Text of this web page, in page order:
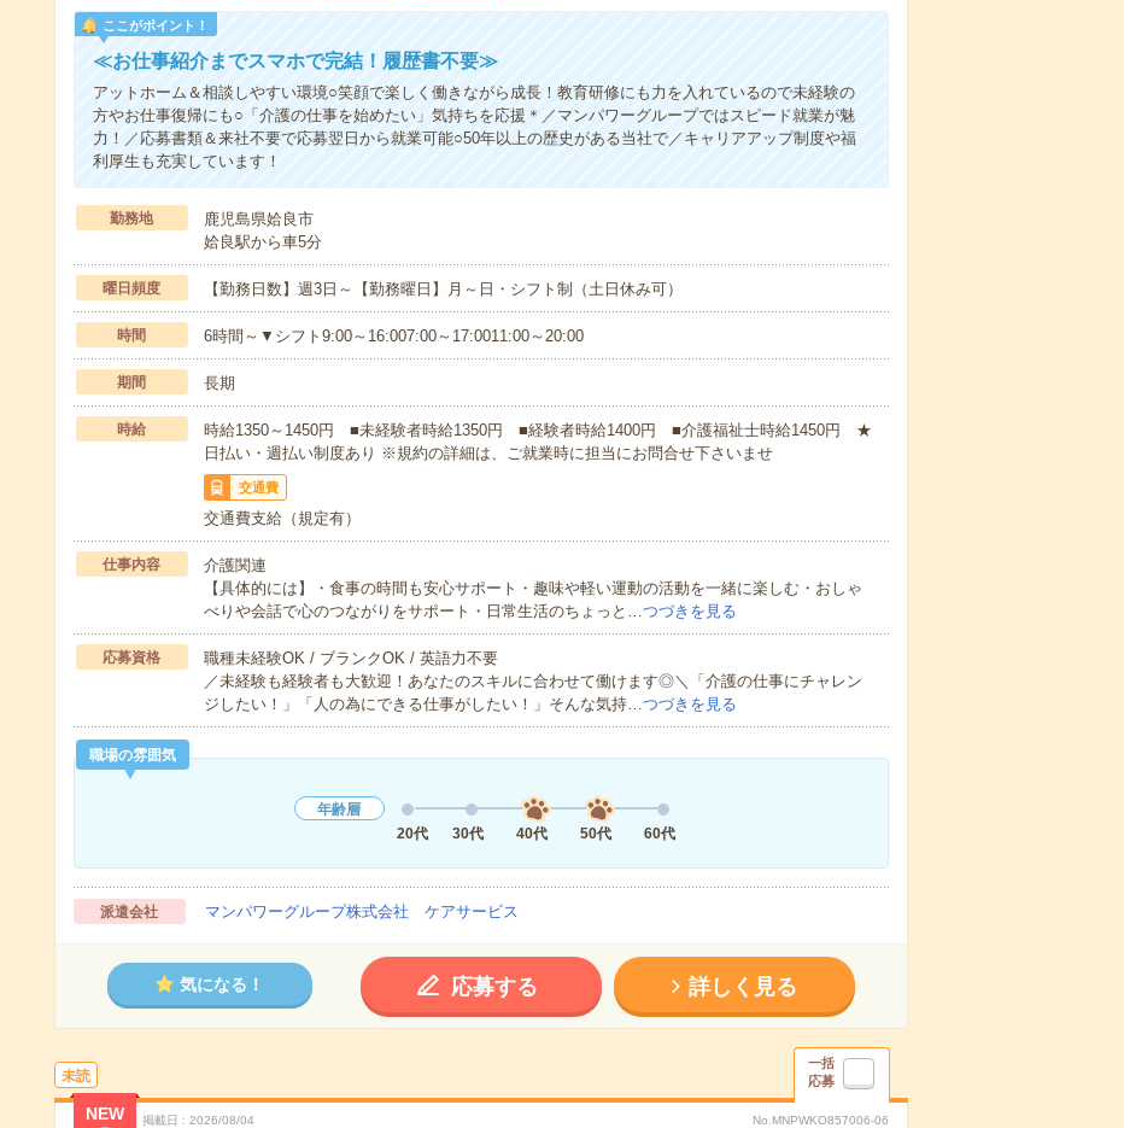
ここがポイント！
≪お仕事紹介までスマホで完結！履歴書不要≫
アットホーム＆相談しやすい環境○笑顔で楽しく働きながら成長！教育研修にも力を入れているので未経験の
方やお仕事復帰にも○「介護の仕事を始めたい」気持ちを応援＊／マンパワーグループではスピード就業が魅
力！／応募書類＆来社不要で応募翌日から就業可能○50年以上の歴史がある当社で／キャリアアップ制度や福
利厚生も充実しています！
勤務地
鹿児島県姶良市
姶良駅から車5分
曜日頻度 【勤務日数】週3日～【勤務曜日】月～日・シフト制（土日休み可）
時間 6時間～▼シフト9:00～16:007:00～17:0011:00～20:00
期間 長期
時給
時給1350～1450円 ■未経験者時給1350円 ■経験者時給1400円 ■介護福祉士時給1450円 ★
日払い・週払い制度あり ※規約の詳細は、ご就業時に担当にお問合せ下さいませ
交通費
交通費支給（規定有）
仕事内容
介護関連
【具体的には】・食事の時間も安心サポート・趣味や軽い運動の活動を一緒に楽しむ・おしゃ
べりや会話で心のつながりをサポート・日常生活のちょっと…つづきを見る
応募資格
職種未経験OK / ブランクOK / 英語力不要
／未経験も経験者も大歓迎！あなたのスキルに合わせて働けます◎＼「介護の仕事にチャレン
ジしたい！」「人の為にできる仕事がしたい！」そんな気持…つづきを見る
職場の雰囲気
年齢層
20代
30代 40代 50代 60代
派遣会社 マンパワーグループ株式会社 ケアサービス
気になる！ 応募する 詳しく見る
未読
一括
応募
NEW 掲載日 2026/08/04 No.MNPWKO857006-06